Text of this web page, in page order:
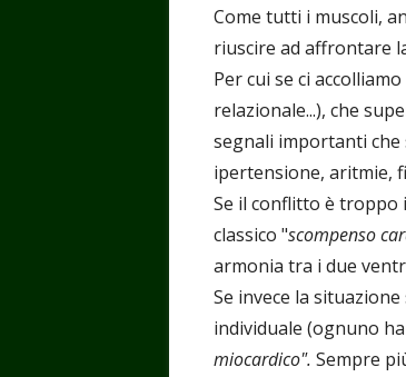
Come tutti i muscoli,
riuscire ad affrontare
Per cui se ci
relazionale...), che
segnali importanti
ipertensione, aritmie,
Se il conflitto è
classico "scompenso
armonia tra i due
Se invece la
individuale (ognuno
miocardico". Sempre